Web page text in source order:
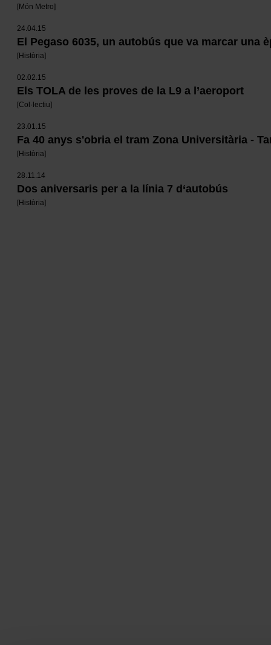
[Món Metro]
24.04.15
El Pegaso 6035, un autobús que va marcar una
[Història]
02.02.15
Els TOLA de les proves de la L9 a l’aeroport
[Col·lectiu]
23.01.15
Fa 40 anys s'obria el tram Zona Universitària -
[Història]
28.11.14
Dos aniversaris per a la línia 7 d‘autobús
[Història]